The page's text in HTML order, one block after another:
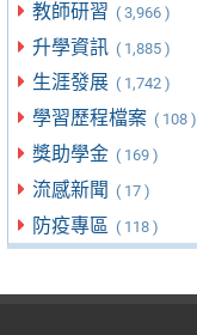
教師研習 ( 3,966 )
升學資訊 ( 1,885 )
生涯發展 ( 1,742 )
學習歷程檔案 ( 108 )
獎助學金 ( 169 )
流感新聞 ( 17 )
防疫專區 ( 118 )